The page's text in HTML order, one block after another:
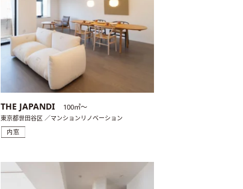
THE JAPANDI 100㎡〜
東京都世田谷区 ／マンションリノベーション
内窓